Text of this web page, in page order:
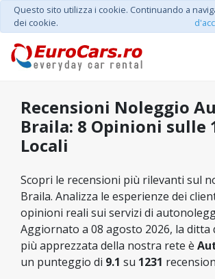
Questo sito utilizza i cookie. Continuando a
dei cookie.
Recensioni Noleggio
Braila: 8 Opinioni sulle
Locali
Scopri le recensioni più rilevanti sul
Braila. Analizza le esperienze dei
opinioni reali sui servizi di
Aggiornato a 08 agosto 2026, la ditta
più apprezzata della nostra rete è
un punteggio di 9.1 su 1231